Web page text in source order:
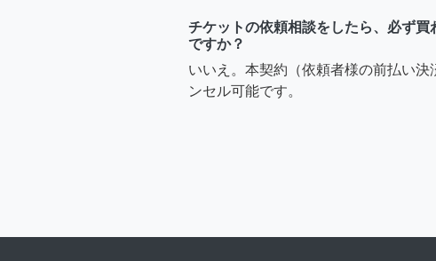
チケットの依頼相談をしたら、必ず買
ですか？
いいえ。本契約（依頼者様の前払い決
ンセル可能です。